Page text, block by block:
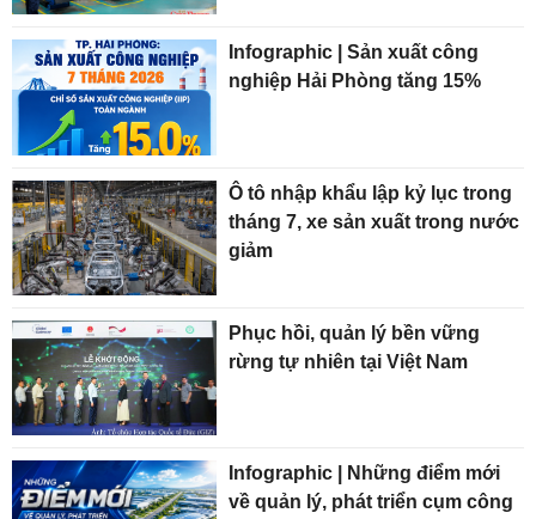
Infographic | Sản xuất công
nghiệp Hải Phòng tăng 15%
Ô tô nhập khẩu lập kỷ lục trong
tháng 7, xe sản xuất trong nước
giảm
Phục hồi, quản lý bền vững
rừng tự nhiên tại Việt Nam
Infographic | Những điểm mới
về quản lý, phát triển cụm công